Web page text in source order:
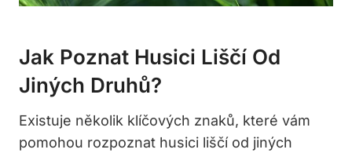
Jak Poznat Husici⁢ Liščí Od
Jiných Druhů?
Existuje několik klíčových znaků, ⁢které vám
pomohou ⁤rozpoznat⁢ husici liščí ​od‍ jiných